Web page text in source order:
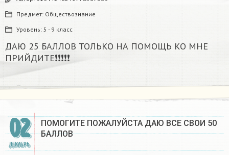
Предмет: Обществознание
Уровень: 5 - 9 класс
ДАЮ 25 БАЛЛОВ ТОЛЬКО НА ПОМОЩЬ КО МНЕ
ПРИЙДИТЕ❗️❗️❗️❗️❗️
02
ДЕКАБРЬ
ПОМОГИТЕ ПОЖАЛУЙСТА ДАЮ ВСЕ СВОИ 50
БАЛЛОВ